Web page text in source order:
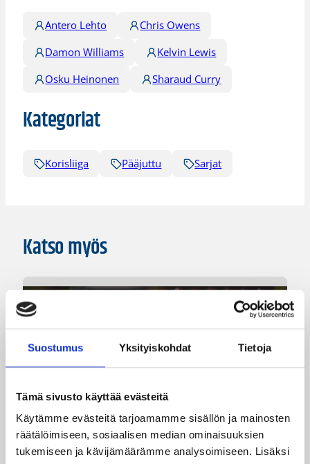
Suostumus Yksityiskohdat Tietoja
Tämä sivusto käyttää evästeitä
Käytämme evästeitä tarjoamamme sisällön ja mainosten
räätälöimiseen, sosiaalisen median ominaisuuksien
tukemiseen ja kävijämäärämme analysoimiseen. Lisäksi
Antero Lehto
Chris Owens
Damon Williams
Kelvin Lewis
Osku Heinonen
Sharaud Curry
Kategoriat
Korisliiga Pääjuttu Sarjat
Katso myös